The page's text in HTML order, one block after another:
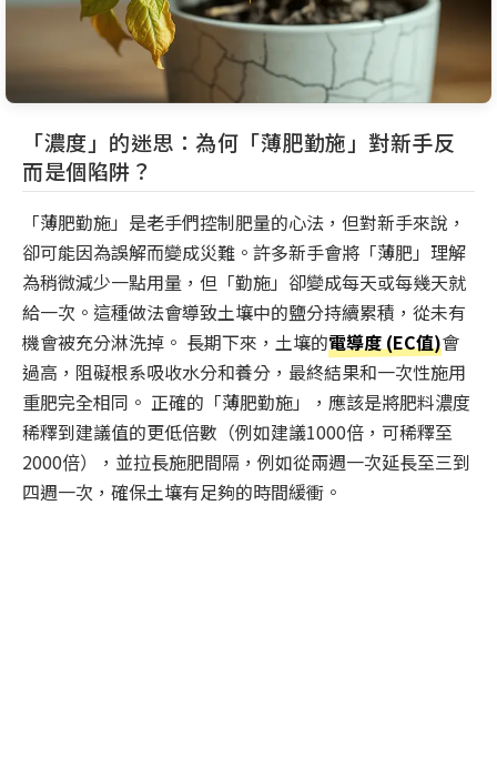
「濃度」的迷思：為何「薄肥勤施」對新手反
而是個陷阱？
「薄肥勤施」是老手們控制肥量的心法，但對新手來說，
卻可能因為誤解而變成災難。許多新手會將「薄肥」理解
為稍微減少一點用量，但「勤施」卻變成每天或每幾天就
給一次。這種做法會導致土壤中的鹽分持續累積，從未有
機會被充分淋洗掉。 長期下來，土壤的電導度 (EC值)會
過高，阻礙根系吸收水分和養分，最終結果和一次性施用
重肥完全相同。 正確的「薄肥勤施」，應該是將肥料濃度
稀釋到建議值的更低倍數（例如建議1000倍，可稀釋至
2000倍），並拉長施肥間隔，例如從兩週一次延長至三到
四週一次，確保土壤有足夠的時間緩衝。